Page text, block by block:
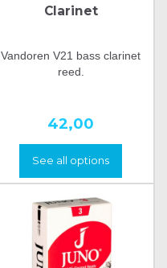
Clarinet
Vandoren V21 bass clarinet
reed.
42,00
See all options